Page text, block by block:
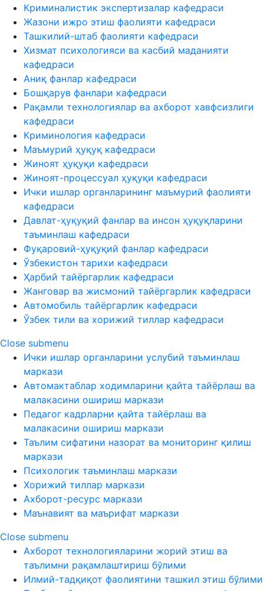
Криминалистик экспертизалар кафедраси
Жазони ижро этиш фаолияти кафедраси
Ташкилий-штаб фаолияти кафедраси
Хизмат психологияси ва касбий маданияти
кафедраси
Аниқ фанлар кафедраси
Бошқарув фанлари кафедраси
Рақамли технологиялар ва ахборот хавфсизлиги
кафедраси
Криминология кафедраси
Маъмурий ҳуқуқ кафедраси
Жиноят ҳуқуқи кафедраси
Жиноят-процессуал ҳуқуқи кафедраси
Ички ишлар органларининг маъмурий фаолияти
кафедраси
Давлат-ҳуқуқий фанлар ва инсон ҳуқуқларини
таъминлаш кафедраси
Фуқаровий-ҳуқуқий фанлар кафедраси
Ўзбекистон тарихи кафедраси
Ҳарбий тайёргарлик кафедраси
Жанговар ва жисмоний тайёргарлик кафедраси
Автомобиль тайёргарлик кафедраси
Ўзбек тили ва хорижий тиллар кафедраси
Close submenu
Ички ишлар органларини услубий таъминлаш
маркази
Автомактаблар ходимларини қайта тайёрлаш ва
малакасини ошириш маркази
Педагог кадрларни қайта тайёрлаш ва
малакасини ошириш маркази
Таълим сифатини назорат ва мониторинг қилиш
маркази
Психологик таъминлаш маркази
Хорижий тиллар маркази
Ахборот-ресурс маркази
Маънавият ва маърифат маркази
Close submenu
Ахборот технологияларини жорий этиш ва
таълимни рақамлаштириш бўлими
Илмий-тадқиқот фаолиятини ташкил этиш бўлими